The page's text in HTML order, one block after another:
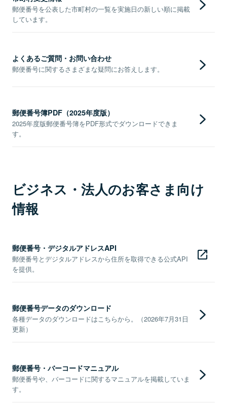
郵便番号を公表した市町村の一覧を実施日の新しい順に掲載
しています。
よくあるご質問・お問い合わせ
郵便番号に関するさまざまな疑問にお答えします。
郵便番号簿PDF（2025年度版）
2025年度版郵便番号簿をPDF形式でダウンロードできま
す。
ビジネス・法人のお客さま向け
情報
郵便番号・デジタルアドレスAPI
郵便番号とデジタルアドレスから住所を取得できる公式API
を提供。
郵便番号データのダウンロード
各種データのダウンロードはこちらから。（2026年7月31日
更新）
郵便番号・バーコードマニュアル
郵便番号や、バーコードに関するマニュアルを掲載していま
す。